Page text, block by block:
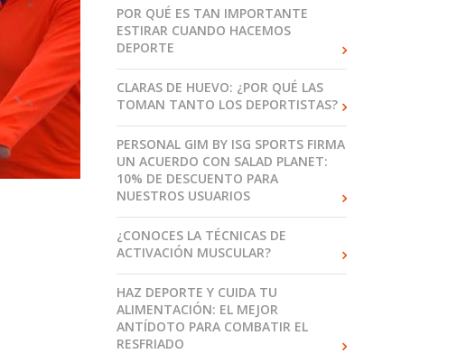
POR QUÉ ES TAN IMPORTANTE
ESTIRAR CUANDO HACEMOS
DEPORTE
CLARAS DE HUEVO: ¿POR QUÉ LAS
TOMAN TANTO LOS DEPORTISTAS?
PERSONAL GIM BY ISG SPORTS FIRMA
UN ACUERDO CON SALAD PLANET:
10% DE DESCUENTO PARA
NUESTROS USUARIOS
¿CONOCES LA TÉCNICAS DE
ACTIVACIÓN MUSCULAR?
HAZ DEPORTE Y CUIDA TU
ALIMENTACIÓN: EL MEJOR
ANTÍDOTO PARA COMBATIR EL
RESFRIADO